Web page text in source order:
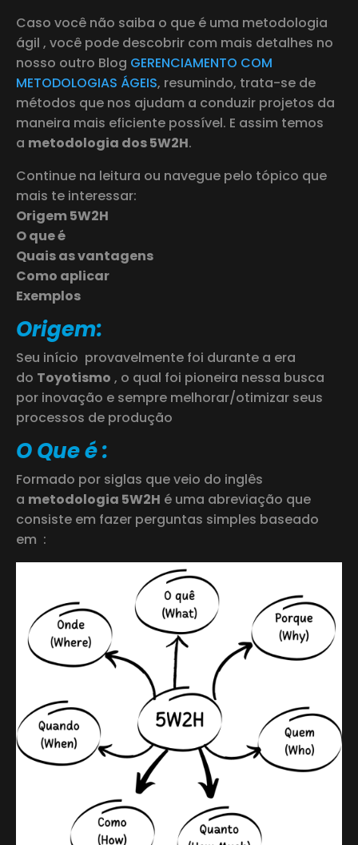
Caso você não saiba o que é uma metodologia
ágil , você pode descobrir com mais detalhes no
nosso outro Blog GERENCIAMENTO COM
METODOLOGIAS ÁGEIS, resumindo, trata-se de
métodos que nos ajudam a conduzir projetos da
maneira mais eficiente possível. E assim temos
a metodologia dos 5W2H.
Continue na leitura ou navegue pelo tópico que
mais te interessar:
Origem 5W2H
O que é
Quais as vantagens
Como aplicar
Exemplos
Origem:
Seu início provavelmente foi durante a era
do Toyotismo , o qual foi pioneira nessa busca
por inovação e sempre melhorar/otimizar seus
processos de produção
O Que é :
Formado por siglas que veio do inglês
a metodologia 5W2H é uma abreviação que
consiste em fazer perguntas simples baseado
em :